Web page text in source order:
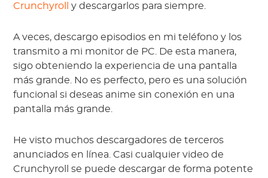
Crunchyroll
y descargarlos para siempre.
A veces, descargo episodios en mi teléfono y los
transmito a mi monitor de PC. De esta manera,
sigo obteniendo la experiencia de una pantalla
más grande. No es perfecto, pero es una solución
funcional si deseas anime sin conexión en una
pantalla más grande.
He visto muchos descargadores de terceros
anunciados en línea. Casi cualquier video de
Crunchyroll se puede descargar de forma potente